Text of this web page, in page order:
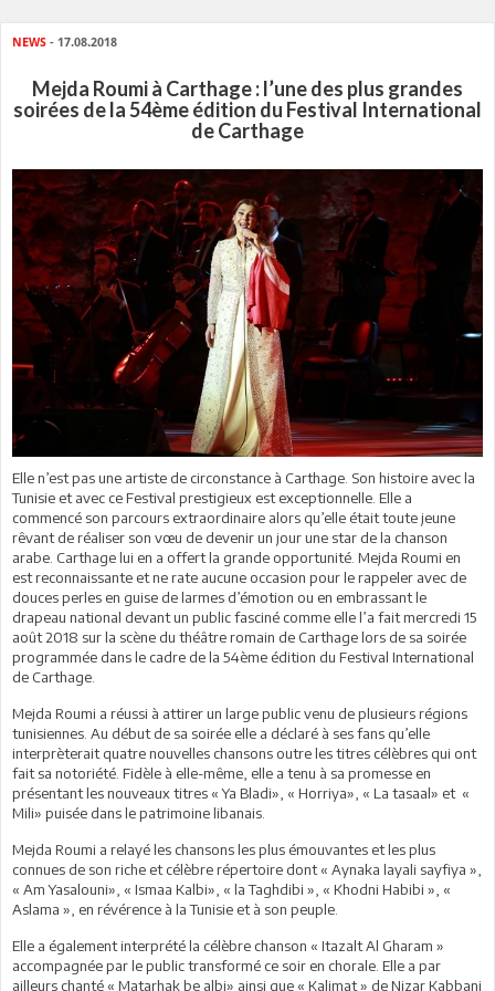
NEWS - 17.08.2018
Mejda Roumi à Carthage : l’une des plus grandes
soirées de la 54ème édition du Festival International
de Carthage
Elle n’est pas une artiste de circonstance à Carthage. Son histoire avec la
Tunisie et avec ce Festival prestigieux est exceptionnelle. Elle a
commencé son parcours extraordinaire alors qu’elle était toute jeune
rêvant de réaliser son vœu de devenir un jour une star de la chanson
arabe. Carthage lui en a offert la grande opportunité. Mejda Roumi en
est reconnaissante et ne rate aucune occasion pour le rappeler avec de
douces perles en guise de larmes d’émotion ou en embrassant le
drapeau national devant un public fasciné comme elle l’a fait mercredi 15
août 2018 sur la scène du théâtre romain de Carthage lors de sa soirée
programmée dans le cadre de la 54ème édition du Festival International
de Carthage.
Mejda Roumi a réussi à attirer un large public venu de plusieurs régions
tunisiennes. Au début de sa soirée elle a déclaré à ses fans qu’elle
interprèterait quatre nouvelles chansons outre les titres célèbres qui ont
fait sa notoriété. Fidèle à elle-même, elle a tenu à sa promesse en
présentant les nouveaux titres « Ya Bladi», « Horriya», « La tasaal» et «
Mili» puisée dans le patrimoine libanais.
Mejda Roumi a relayé les chansons les plus émouvantes et les plus
connues de son riche et célèbre répertoire dont « Aynaka layali sayfiya »,
« Am Yasalouni», « Ismaa Kalbi», « la Taghdibi », « Khodni Habibi », «
Aslama », en révérence à la Tunisie et à son peuple.
Elle a également interprété la célèbre chanson « Itazalt Al Gharam »
accompagnée par le public transformé ce soir en chorale. Elle a par
ailleurs chanté « Matarhak be albi» ainsi que « Kalimat » de Nizar Kabbani